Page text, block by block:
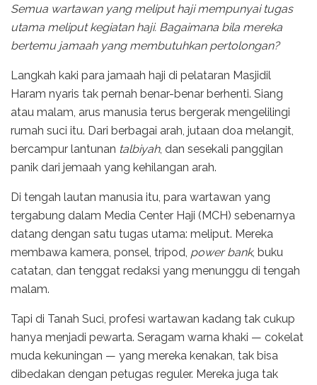
Semua wartawan yang meliput haji mempunyai tugas
utama meliput kegiatan haji. Bagaimana bila mereka
bertemu jamaah yang membutuhkan pertolongan?
Langkah kaki para jamaah haji di pelataran Masjidil
Haram nyaris tak pernah benar-benar berhenti. Siang
atau malam, arus manusia terus bergerak mengelilingi
rumah suci itu. Dari berbagai arah, jutaan doa melangit,
bercampur lantunan talbiyah, dan sesekali panggilan
panik dari jemaah yang kehilangan arah.
Di tengah lautan manusia itu, para wartawan yang
tergabung dalam Media Center Haji (MCH) sebenarnya
datang dengan satu tugas utama: meliput. Mereka
membawa kamera, ponsel, tripod, power bank, buku
catatan, dan tenggat redaksi yang menunggu di tengah
malam.
Tapi di Tanah Suci, profesi wartawan kadang tak cukup
hanya menjadi pewarta. Seragam warna khaki — cokelat
muda kekuningan — yang mereka kenakan, tak bisa
dibedakan dengan petugas reguler. Mereka juga tak